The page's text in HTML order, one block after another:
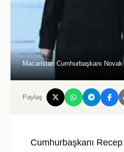
Macaristan Cumhurbaşkanı
Paylaş
Cumhurbaşkanı